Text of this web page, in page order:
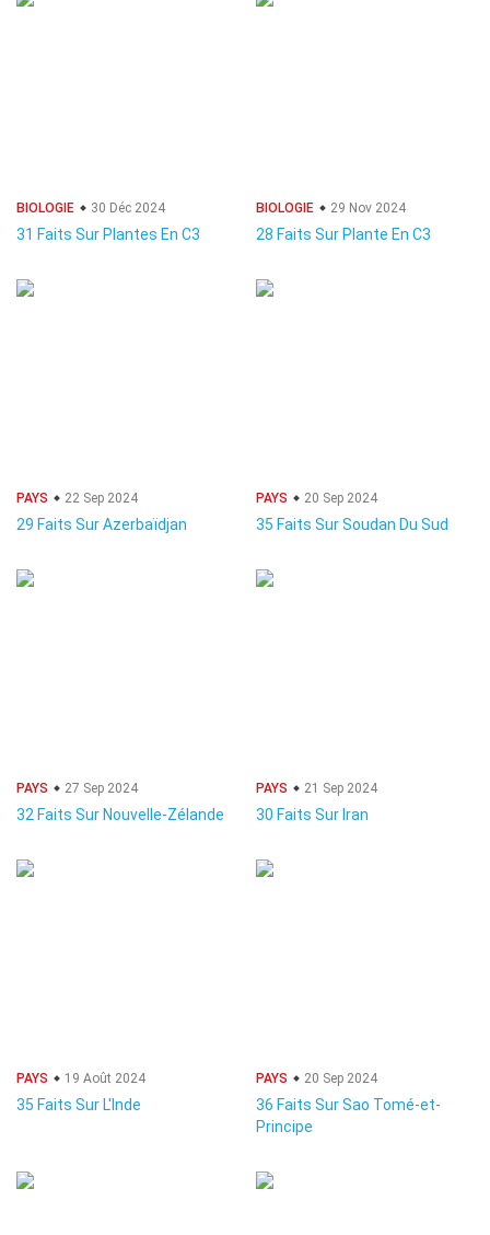
BIOLOGIE 30 Déc 2024
31 Faits Sur Plantes En C3
BIOLOGIE 29 Nov 2024
28 Faits Sur Plante En C3
PAYS 22 Sep 2024
29 Faits Sur Azerbaïdjan
PAYS 20 Sep 2024
35 Faits Sur Soudan Du Sud
PAYS 27 Sep 2024
32 Faits Sur Nouvelle-Zélande
PAYS 21 Sep 2024
30 Faits Sur Iran
PAYS 19 Août 2024
35 Faits Sur L'Inde
PAYS 20 Sep 2024
36 Faits Sur Sao Tomé-et-
Principe